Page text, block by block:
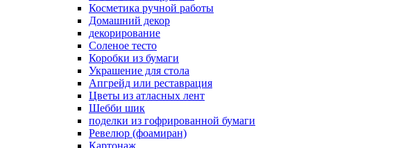
Косметика ручной работы
Домашний декор
декорирование
Соленое тесто
Коробки из бумаги
Украшение для стола
Апгрейд или реставрация
Цветы из атласных лент
Шебби шик
поделки из гофрированной бумаги
Ревелюр (фоамиран)
Картонаж